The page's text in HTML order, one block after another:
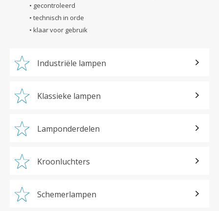
• gecontroleerd
• technisch in orde
• klaar voor gebruik
Industriële lampen
Klassieke lampen
Lamponderdelen
Kroonluchters
Schemerlampen